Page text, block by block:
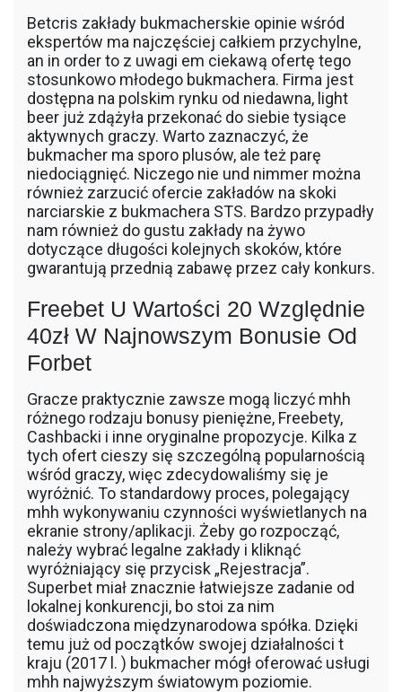
Betcris zakłady bukmacherskie opinie wśród
ekspertów ma najczęściej całkiem przychylne,
an in order to z uwagi em ciekawą ofertę tego
stosunkowo młodego bukmachera. Firma jest
dostępna na polskim rynku od niedawna, light
beer już zdążyła przekonać do siebie tysiące
aktywnych graczy. Warto zaznaczyć, że
bukmacher ma sporo plusów, ale też parę
niedociągnięć. Niczego nie und nimmer można
również zarzucić ofercie zakładów na skoki
narciarskie z bukmachera STS. Bardzo przypadły
nam również do gustu zakłady na żywo
dotyczące długości kolejnych skoków, które
gwarantują przednią zabawę przez cały konkurs.
Freebet U Wartości 20 Względnie
40zł W Najnowszym Bonusie Od
Forbet
Gracze praktycznie zawsze mogą liczyć mhh
różnego rodzaju bonusy pieniężne, Freebety,
Cashbacki i inne oryginalne propozycje. Kilka z
tych ofert cieszy się szczególną popularnością
wśród graczy, więc zdecydowaliśmy się je
wyróżnić. To standardowy proces, polegający
mhh wykonywaniu czynności wyświetlanych na
ekranie strony/aplikacji. Żeby go rozpocząć,
należy wybrać legalne zakłady i kliknąć
wyróżniający się przycisk „Rejestracja”.
Superbet miał znacznie łatwiejsze zadanie od
lokalnej konkurencji, bo stoi za nim
doświadczona międzynarodowa spółka. Dzięki
temu już od początków swojej działalności t
kraju (2017 l. ) bukmacher mógł oferować usługi
mhh najwyższym światowym poziomie.